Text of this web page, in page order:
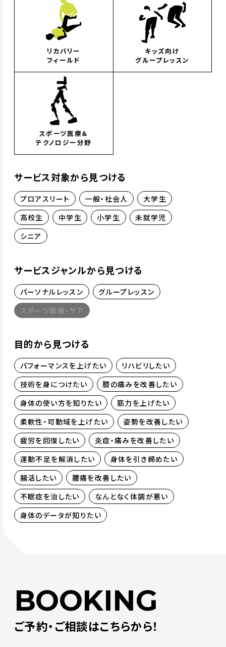
リカバリー
フィールド
キッズ向け
グループレッスン
スポーツ医療＆
テクノロジー分野
サービス対象から見つける
プロアスリート 一般・社会人
大学生
高校生
中学生 小学生
未就学児
シニア
サービスジャンルから見つける
パーソナルレッスン
グループレッスン
スポーツ医療・ケア
目的から見つける
パフォーマンスを上げたい
リハビリしたい
技術を身につけたい
膝の痛みを改善したい
身体の使い方を知りたい
筋力を上げたい
柔軟性・可動域を上げたい
姿勢を改善したい
疲労を回復したい
炎症・痛みを改善したい
運動不足を解消したい
身体を引き締めたい
腸活したい
腰痛を改善したい
不眠症を治したい
なんとなく体調が悪い
身体のデータが知りたい
BOOKING
ご予約・ご相談はこちらから！